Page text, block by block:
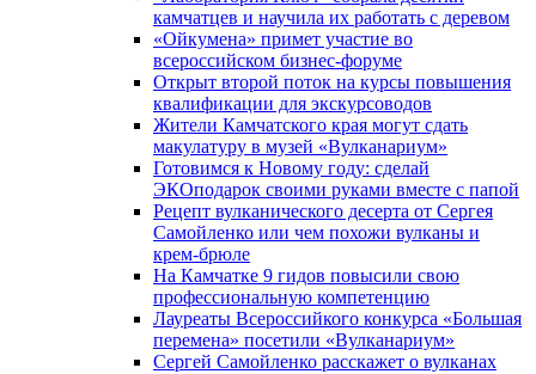
камчатцев и научила их работать с деревом
«Ойкумена» примет участие во
всероссийском бизнес-форуме
Открыт второй поток на курсы повышения
квалификации для экскурсоводов
Жители Камчатского края могут сдать
макулатуру в музей «Вулканариум»
Готовимся к Новому году: сделай
ЭКОподарок своими руками вместе с папой
Рецепт вулканического десерта от Сергея
Самойленко или чем похожи вулканы и
крем-брюле
На Камчатке 9 гидов повысили свою
профессиональную компетенцию
Лауреаты Всероссийкого конкурса «Большая
перемена» посетили «Вулканариум»
Сергей Самойленко расскажет о вулканах